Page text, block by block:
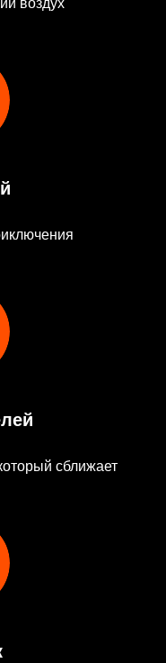
воздух
сближает